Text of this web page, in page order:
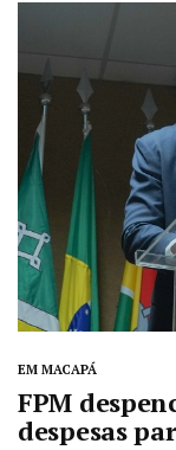
EM MACAPÁ
FPM
despesas